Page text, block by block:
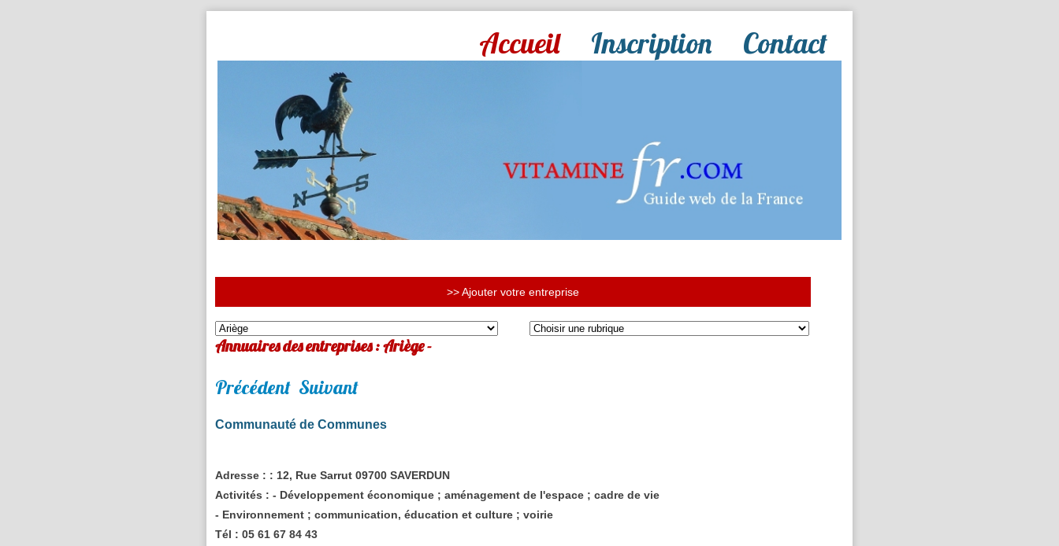
Accueil Inscription Contact
>> Ajouter votre entreprise
Annuaires des entreprises : Ariège -
Précédent Suivant
Communauté de Communes
Adresse : : 12, Rue Sarrut 09700 SAVERDUN
Activités : - Développement économique ; aménagement de l'espace ; cadre de vie
- Environnement ; communication, éducation et culture ; voirie
Tél : 05 61 67 84 43